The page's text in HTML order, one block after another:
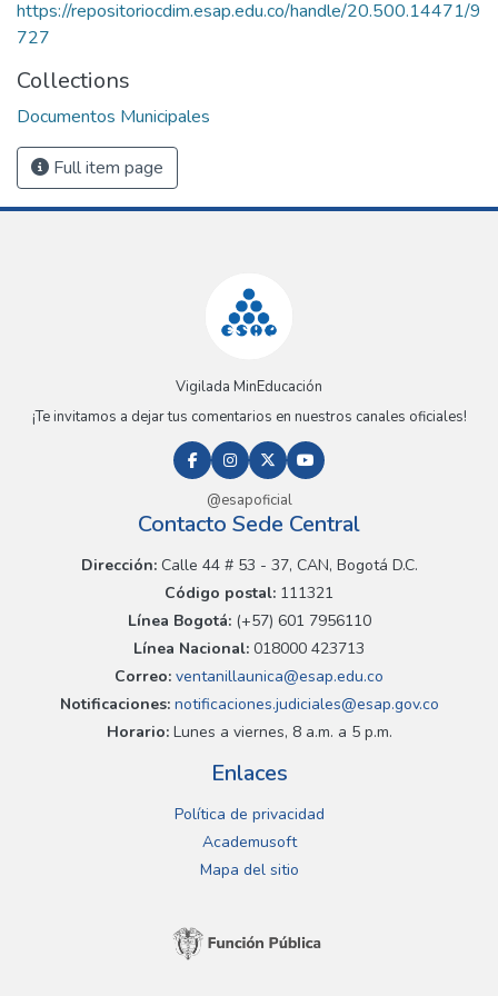
https://repositoriocdim.esap.edu.co/handle/20.500.14471/9
727
Collections
Documentos Municipales
Full item page
Vigilada MinEducación
¡Te invitamos a dejar tus comentarios en nuestros canales oficiales!
@esapoficial
Contacto Sede Central
Dirección:Calle 44 # 53 - 37, CAN, Bogotá D.C.
Código postal: 111321
Línea Bogotá:(+57) 601 7956110
Línea Nacional: 018000 423713
Correo: ventanillaunica@esap.edu.co
Notificaciones:notificaciones.judiciales@esap.gov.co
Horario:Lunes a viernes, 8 a.m. a 5 p.m.
Enlaces
Política de privacidad
Academusoft
Mapa del sitio